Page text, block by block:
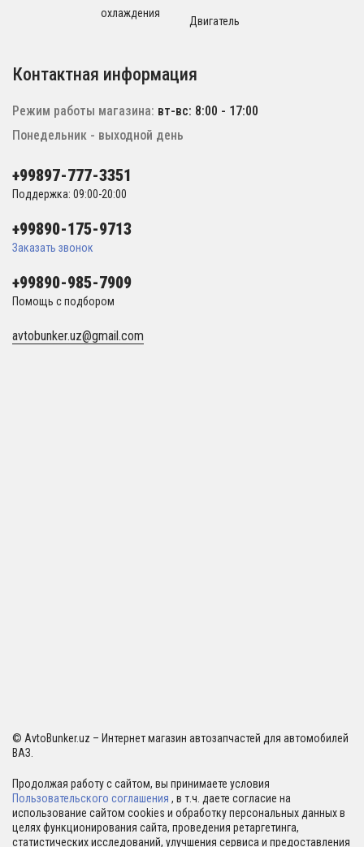
охлаждения
Двигатель
Контактная информация
Режим работы магазина: вт-вс: 8:00 - 17:00
Понедельник - выходной день
+99897-777-3351
Поддержка: 09:00-20:00
+99890-175-9713
Заказать звонок
+99890-985-7909
Помощь с подбором
avtobunker.uz@gmail.com
© AvtoBunker.uz – Интернет магазин автозапчастей для автомобилей
ВАЗ.
Продолжая работу с сайтом, вы принимаете условия
Пользовательского соглашения , в т.ч. даете согласие на
использование сайтом cookies и обработку персональных данных в
целях функционирования сайта, проведения ретаргетинга,
статистических исследований, улучшения сервиса и предоставления